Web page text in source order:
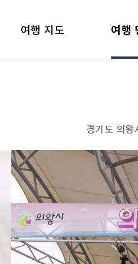
여행 지도 여행
경기도 의